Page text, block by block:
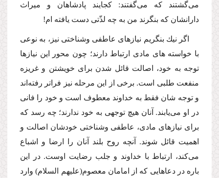
مى‌گشتند كه مى‌گفتند: كجایند پادشاهان و میراث
دارانشان كه بنگرند من به چه لذّتى دست یافته ام!
اگر نیك بنگریم نیازهاى عاطفى و‌شناختى نیز، به نوعى
با خواسته هاى مادى ارتباط دارند؛ چون محور این نیازها
توجه به خود، اصالت قائل شدن براى خویشتن و غریزه
منفعت طلبى است. برخى از این مرحله نیز فراتر رفته‌اند
و توجه شان فقط به خداوند معطوف است و خود را فانى
در او مى‌یابند. آنان هیچ توجهى به خود ندارند؛ چه رسد كه
براى نیازهاى مادى، عاطفى و‌شناختى خودشان اصالت و
اهمیت قائل شوند. آنچه روح بلند آنان را ارضا و اشباع
مى‌كند، ارتباط با خداوند و جلب رضایت اوست. در این
باره در دعاهایى كه از امامان معصوم(علیهم السلام)وارد